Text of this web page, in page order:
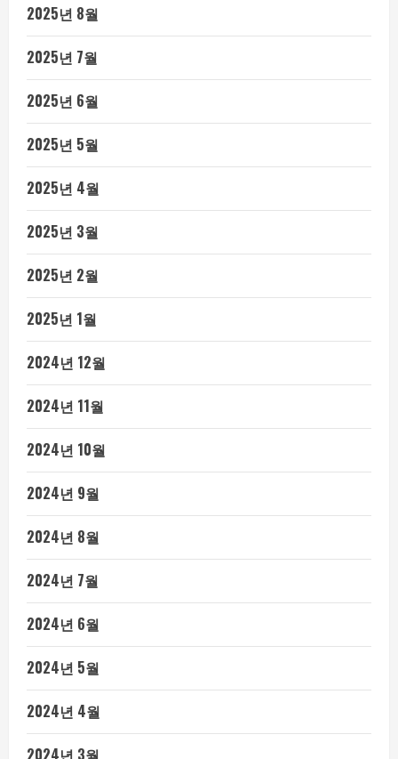
2025년 8월
2025년 7월
2025년 6월
2025년 5월
2025년 4월
2025년 3월
2025년 2월
2025년 1월
2024년 12월
2024년 11월
2024년 10월
2024년 9월
2024년 8월
2024년 7월
2024년 6월
2024년 5월
2024년 4월